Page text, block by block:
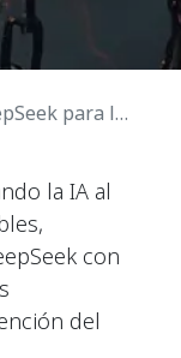
de razonamiento
la IA al
con
del